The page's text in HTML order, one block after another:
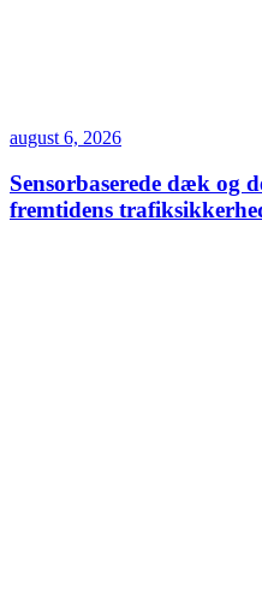
august 6, 2026
Sensorbaserede dæk og
fremtidens